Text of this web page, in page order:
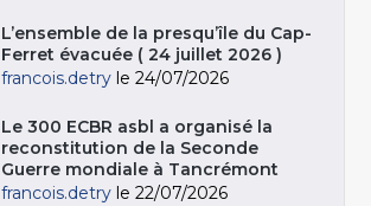
L’ensemble de la presqu’île du Cap-
Ferret évacuée ( 24 juillet 2026 )
francois.detry le 24/07/2026
Le 300 ECBR asbl a organisé la
reconstitution de la Seconde
Guerre mondiale à Tancrémont
francois.detry le 22/07/2026